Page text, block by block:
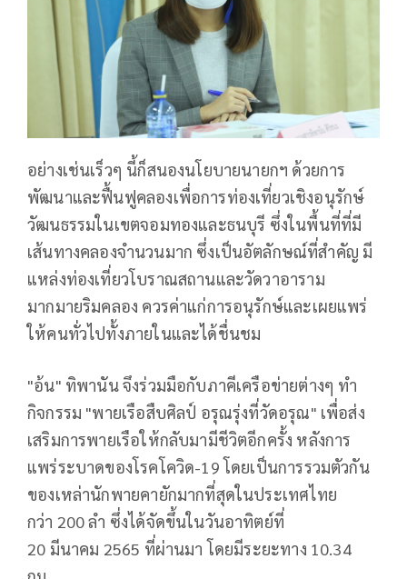
อย่างเช่นเร็วๆ นี้ก็สนองนโยบายนายกฯ ด้วยการ
พัฒนาและฟื้นฟูคลองเพื่อการท่องเที่ยวเชิงอนุรักษ์
วัฒนธรรมในเขตจอมทองและธนบุรี ซึ่งในพื้นที่ที่มี
เส้นทางคลองจำนวนมาก ซึ่งเป็นอัตลักษณ์ที่สำคัญ มี
แหล่งท่องเที่ยวโบราณสถานและวัดวาอาราม
มากมายริมคลอง ควรค่าแก่การอนุรักษ์และเผยแพร่
ให้คนทั่วไปทั้งภายในและได้ชื่นชม
"อ้น" ทิพานัน จึงร่วมมือกับภาคีเครือข่ายต่างๆ ทำ
กิจกรรม "พายเรือสืบศิลป์ อรุณรุ่งที่วัดอรุณ" เพื่อส่ง
เสริมการพายเรือให้กลับมามีชีวิตอีกครั้ง หลังการ
แพร่ระบาดของโรคโควิด-19 โดยเป็นการรวมตัวกัน
ของเหล่านักพายคายักมากที่สุดในประเทศไทย
กว่า 200 ลำ ซึ่งได้จัดขึ้นในวันอาทิตย์ที่
20 มีนาคม 2565 ที่ผ่านมา โดยมีระยะทาง 10.34